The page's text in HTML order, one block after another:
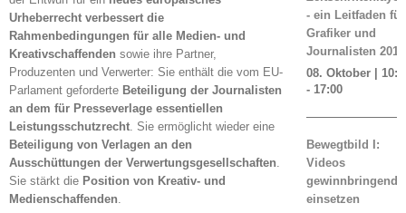
Urheberrecht verbessert die
Rahmenbedingungen für alle Medien- und
Kreativschaffenden sowie ihre Partner,
Produzenten und Verwerter: Sie enthält die vom EU-
Parlament geforderte Beteiligung der Journalisten
an dem für Presseverlage essentiellen
Leistungsschutzrecht. Sie ermöglicht wieder eine
Beteiligung von Verlagen an den
Ausschüttungen der Verwertungsgesellschaften.
Sie stärkt die Position von Kreativ- und
Medienschaffenden.
- ein Leitfaden für
Grafiker und
Journalisten 2019
08. Oktober |
- 17:00
Bewegtbild I:
Videos
gewinnbringend
einsetzen